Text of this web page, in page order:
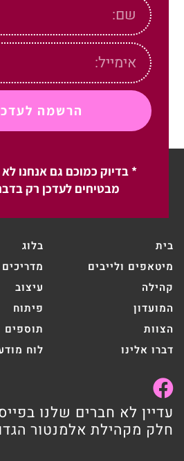
הרשמה
* בדיוק כמוכם גם אנחנו
מבטיחים לעדכן רק
בית
מיטאפים ולייבים
קהילה
המועדון
הצוות
דברו אלינו
בלוג
עיצוב
פיתוח
תוספים
לוח
עדיין לא חברים שלנו
חלק מקהילת אלמנטור